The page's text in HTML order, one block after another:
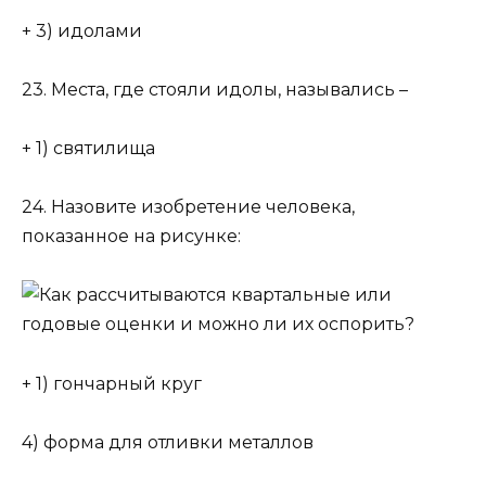
+ 3) идолами
23. Места, где стояли идолы, назывались –
+ 1) святилища
24. Назовите изобретение человека,
показанное на рисунке:
+ 1) гончарный круг
4) форма для отливки металлов